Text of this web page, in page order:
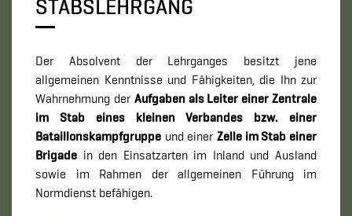
STABSLEHRGANG
Der Absolvent der Lehrganges besitzt jene
allgemeinen Kenntnisse und Fähigkeiten, die Ihn zur
Wahrnehmung der Aufgaben als Leiter einer Zentrale
im Stab eines kleinen Verbandes bzw. einer
Bataillonskampfgruppe und einer Zelle im Stab einer
Brigade in den Einsatzarten im Inland und Ausland
sowie im Rahmen der allgemeinen Führung im
Normdienst befähigen.